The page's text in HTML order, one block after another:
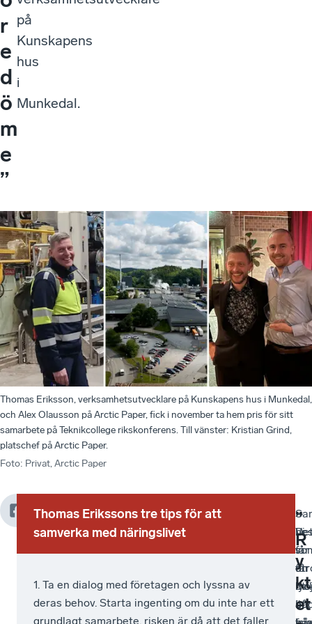
r
e
d
ö
m
e
”
på
Kunskapens
hus
i
Munkedal.
Thomas Eriksson, verksamhetsutvecklare på Kunskapens hus i Munkedal,
och Alex Olausson på Arctic Paper, fick i november ta hem pris för sitt
samarbete på Teknikcollege rikskonferens. Till vänster: Kristian Grind,
platschef på Arctic Paper.
Foto: Privat, Arctic Paper
Arctic
Paper
redan
1871
slutet
Samarbetet
innebär
Arctic
Thomas Erikssons tre tips för att
samverka med näringslivet
1. Ta en dialog med företagen och lyssna av
deras behov. Starta ingenting om du inte har ett
grundlagt samarbete, risken är då att det faller
–
vi
får
ut
är
–
Vi
får
en
att
”
R
y
kt
et